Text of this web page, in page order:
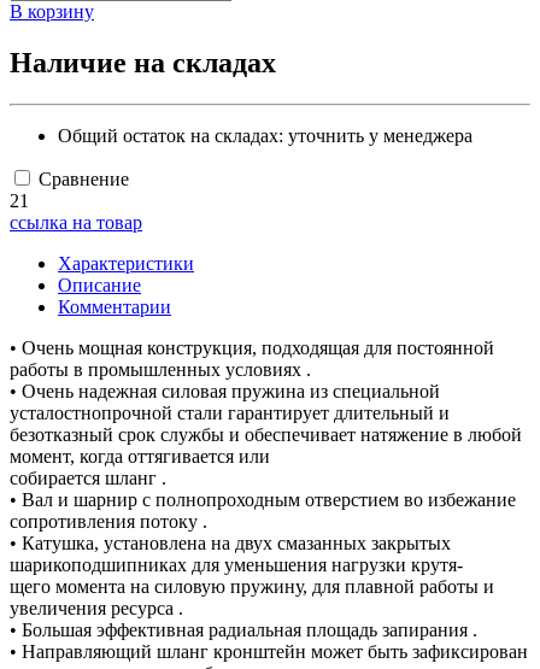
В корзину
Наличие на складах
Общий остаток на складах: уточнить у менеджера
Сравнение
21
ссылка на товар
Характеристики
Описание
Комментарии
• Очень мощная конструкция, подходящая для постоянной
работы в промышленных условиях .
• Очень надежная силовая пружина из специальной
усталостнопрочной стали гарантирует длительный и
безотказный срок службы и обеспечивает натяжение в любой
момент, когда оттягивается или
собирается шланг .
• Вал и шарнир с полнопроходным отверстием во избежание
сопротивления потоку .
• Катушка, установлена на двух смазанных закрытых
шарикоподшипниках для уменьшения нагрузки крутя-
щего момента на силовую пружину, для плавной работы и
увеличения ресурса .
• Большая эффективная радиальная площадь запирания .
• Направляющий шланг кронштейн может быть зафиксирован